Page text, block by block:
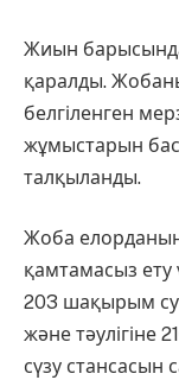
Жиын
қаралды.
белгіленген
жұмыстарын
талқыланды.
Жоба елорданың
қамтамасыз ету
203 шақырым
және тәулігіне
сүзу стансасын